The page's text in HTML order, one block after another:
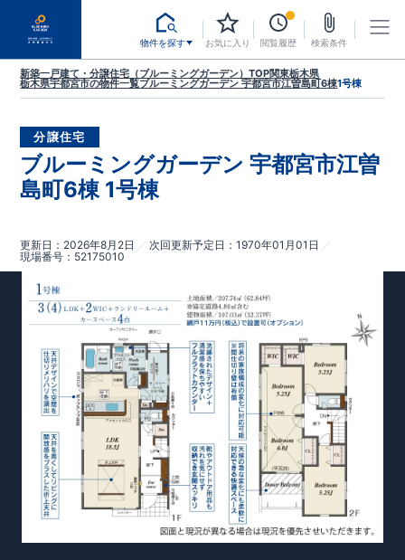
物件を探す お気に入り 閲覧履歴 検索条件
新築一戸建て・分譲住宅（ブルーミングガーデン）TOP関東栃木県
栃木県宇都宮市の物件一覧ブルーミングガーデン 宇都宮市江曽島町6棟1号棟
分譲住宅
ブルーミングガーデン 宇都宮市江曽
島町6棟 1号棟
更新日 2026年8月2日 次回更新予定日
1970年01月01日
現場番号
52175010